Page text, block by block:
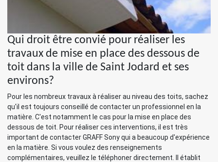
Qui droit être convié pour réaliser les
travaux de mise en place des dessous de
toit dans la ville de Saint Jodard et ses
environs?
Pour les nombreux travaux à réaliser au niveau des toits, sachez
qu'il est toujours conseillé de contacter un professionnel en la
matière. C'est notamment le cas pour la mise en place des
dessous de toit. Pour réaliser ces interventions, il est très
important de contacter GRAFF Sony qui a beaucoup d'expérience
en la matière. Si vous voulez des renseignements
complémentaires, veuillez le téléphoner directement. Il établit